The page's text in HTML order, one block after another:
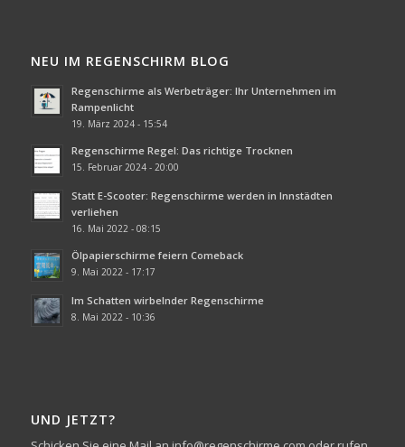
NEU IM REGENSCHIRM BLOG
Regenschirme als Werbeträger: Ihr Unternehmen im
Rampenlicht
19. März 2024 - 15:54
Regenschirme Regel: Das richtige Trocknen
15. Februar 2024 - 20:00
Statt E-Scooter: Regenschirme werden in Innstädten
verliehen
16. Mai 2022 - 08:15
Ölpapierschirme feiern Comeback
9. Mai 2022 - 17:17
Im Schatten wirbelnder Regenschirme
8. Mai 2022 - 10:36
UND JETZT?